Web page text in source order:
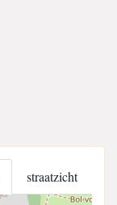
straatzicht